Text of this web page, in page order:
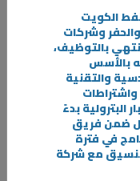
الكويت
وشركات
بالتوظيف،
بالأسس
والتقنية
البترولية بدءً
ضمن فريق
في فترة
مع شركة